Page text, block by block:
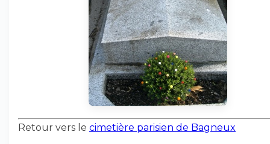
Retour vers le cimetière parisien de Bagneux